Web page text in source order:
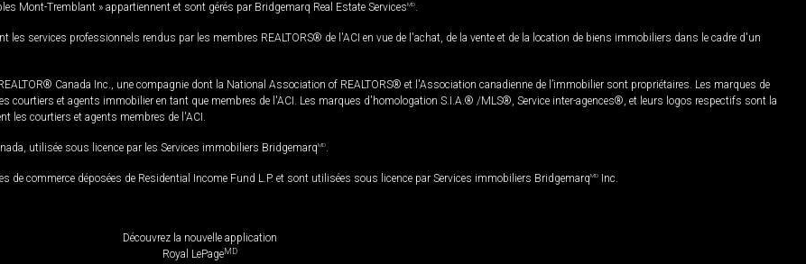
Mont-Tremblant » appartiennent et sont gérés par Bridgemarq Real Estate ServicesMD.
services professionnels rendus par les membres REALTORS® de l'ACI en vue de l'achat, de la vente et de la location de biens immobiliers dans le cadre d'un
Canada Inc., une compagnie dont la National Association of REALTORS® et l'Association canadienne de l’immobilier sont propriétaires. Les marques de
courtiers et agents immobilier en tant que membres de l'ACI. Les marques d'homologation S.I.A.® /MLS®, Service inter-agences®, et leurs logos respectifs sont la
les courtiers et agents membres de l'ACI.
utilisée sous licence par les Services immobiliers BridgemarqMD.
de commerce déposées de Residential Income Fund L.P. et sont utilisées sous licence par Services immobiliers BridgemarqMD Inc.
Découvrez la nouvelle application
Royal LePageMD